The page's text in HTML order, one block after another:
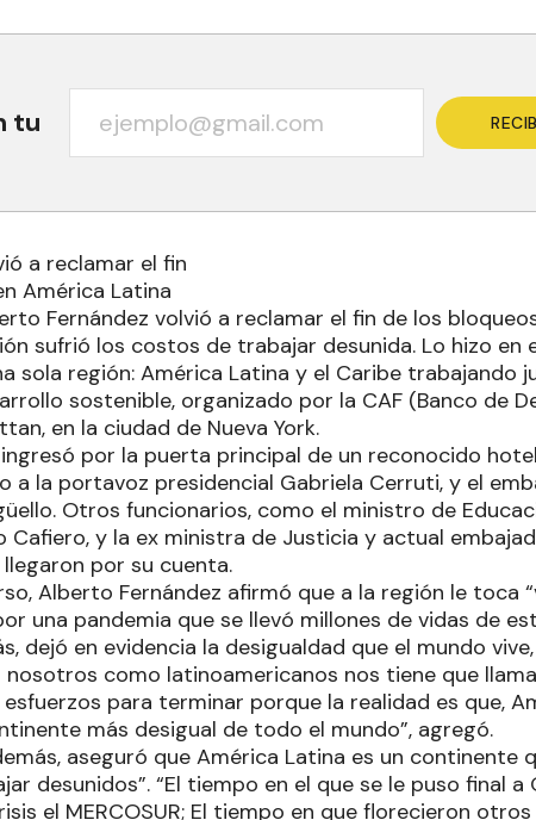
tu
a reclamar el fin
América Latina
Fernández volvió a reclamar el fin de los
sufrió los costos de trabajar desunida. Lo hizo en
sola región: América Latina y el Caribe trabajando
sostenible, organizado por la CAF (Banco de
en la ciudad de Nueva York.
por la puerta principal de un reconocido
la portavoz presidencial Gabriela Cerruti, y el
Otros funcionarios, como el ministro de
Cafiero, y la ex ministra de Justicia y actual
por su cuenta.
Alberto Fernández afirmó que a la región le toca
una pandemia que se llevó millones de vidas de
dejó en evidencia la desigualdad que el mundo
nosotros como latinoamericanos nos tiene que
para terminar porque la realidad es que,
más desigual de todo el mundo”, agregó.
aseguró que América Latina es un continente
desunidos”. “El tiempo en el que se le puso final a
el MERCOSUR; El tiempo en que florecieron